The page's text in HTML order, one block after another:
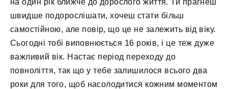
на один рік ближче до дорослого життя. Ти прагнеш
швидше подорослішати, хочеш стати більш
самостійною, але повір, що це не залежить від віку.
Сьогодні тобі виповнюється 16 років, і це теж дуже
важливий вік. Настає період переходу до
повноліття, так що у тебе залишилося всього два
роки для того, щоб насолодитися кожним моментом